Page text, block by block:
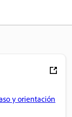
y orientación